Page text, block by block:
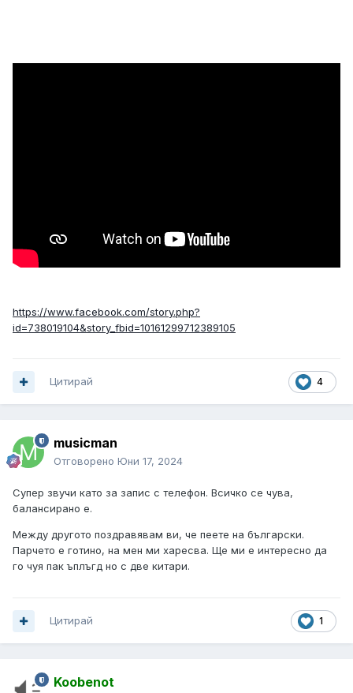
https://www.facebook.com/story.php?
id=738019104&story_fbid=10161299712389105
4
Цитирай
musicman
Отговорено Юни 17, 2024
Супер звучи като за запис с телефон. Всичко се чува,
балансирано е.
Между другото поздравявам ви, че пеете на български.
Парчето е готино, на мен ми харесва. Ще ми е интересно да
го чуя пак ъплъгд но с две китари.
1
Цитирай
Koobenot